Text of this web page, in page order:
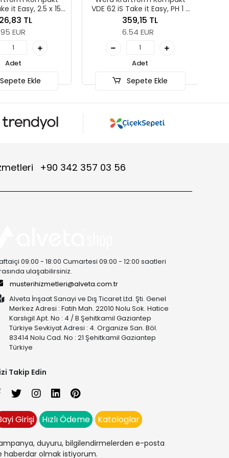
x 157
VDE 62 iS Take it Easy, PH 1 x
Sepete Ekle
+90 342 357 03 56
09:00 - 18:00 Cumartesi 09:00 - 12:00 saatleri
ulaşabilirsiniz.
musterihizmetleri@alveta.com.tr
Alveta İnşaat Sanayi ve Dış Ticaret Ltd. Şti. Genel
Merkez Adresi : Fatih Mah. 22010 Nolu Sok. Hatice
Karslıgil Apt. No : 4 / B Şehitkamil Gaziantep
Türkiye Sevkiyat Adresi : 4. Organize San. Böl.
83414 Nolu Cad. No : 21 Şehitkamil Gaziantep
Türkiye
Takip Edin
Girişi Hızlı Ödeme Kataloglar
duyuru, bilgilendirmelerden e-posta
haberdar olmak istiyorum.